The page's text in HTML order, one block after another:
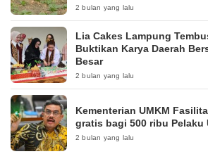
2 bulan yang lalu
Lia Cakes Lampung
Buktikan Karya Daerah
Besar
2 bulan yang lalu
Kementerian UMKM
gratis bagi 500 ribu Pelaku
2 bulan yang lalu